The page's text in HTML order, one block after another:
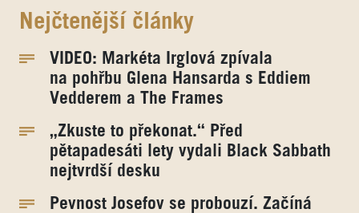
Nejčtenější články
VIDEO: Markéta Irglová zpívala
na pohřbu Glena Hansarda s Eddiem
Vedderem a The Frames
„Zkuste to překonat.“ Před
pětapadesáti lety vydali Black Sabbath
nejtvrdší desku
Pevnost Josefov se probouzí. Začíná